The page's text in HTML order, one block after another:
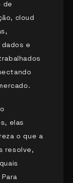
de
cloud
e
elas
o que a
resolve,